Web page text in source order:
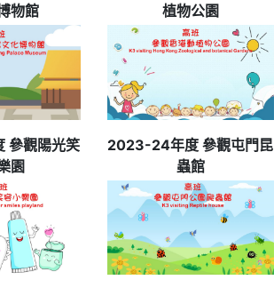
物館
植物公園
觀陽光笑
園
2023-24年度 參觀屯門昆
蟲館